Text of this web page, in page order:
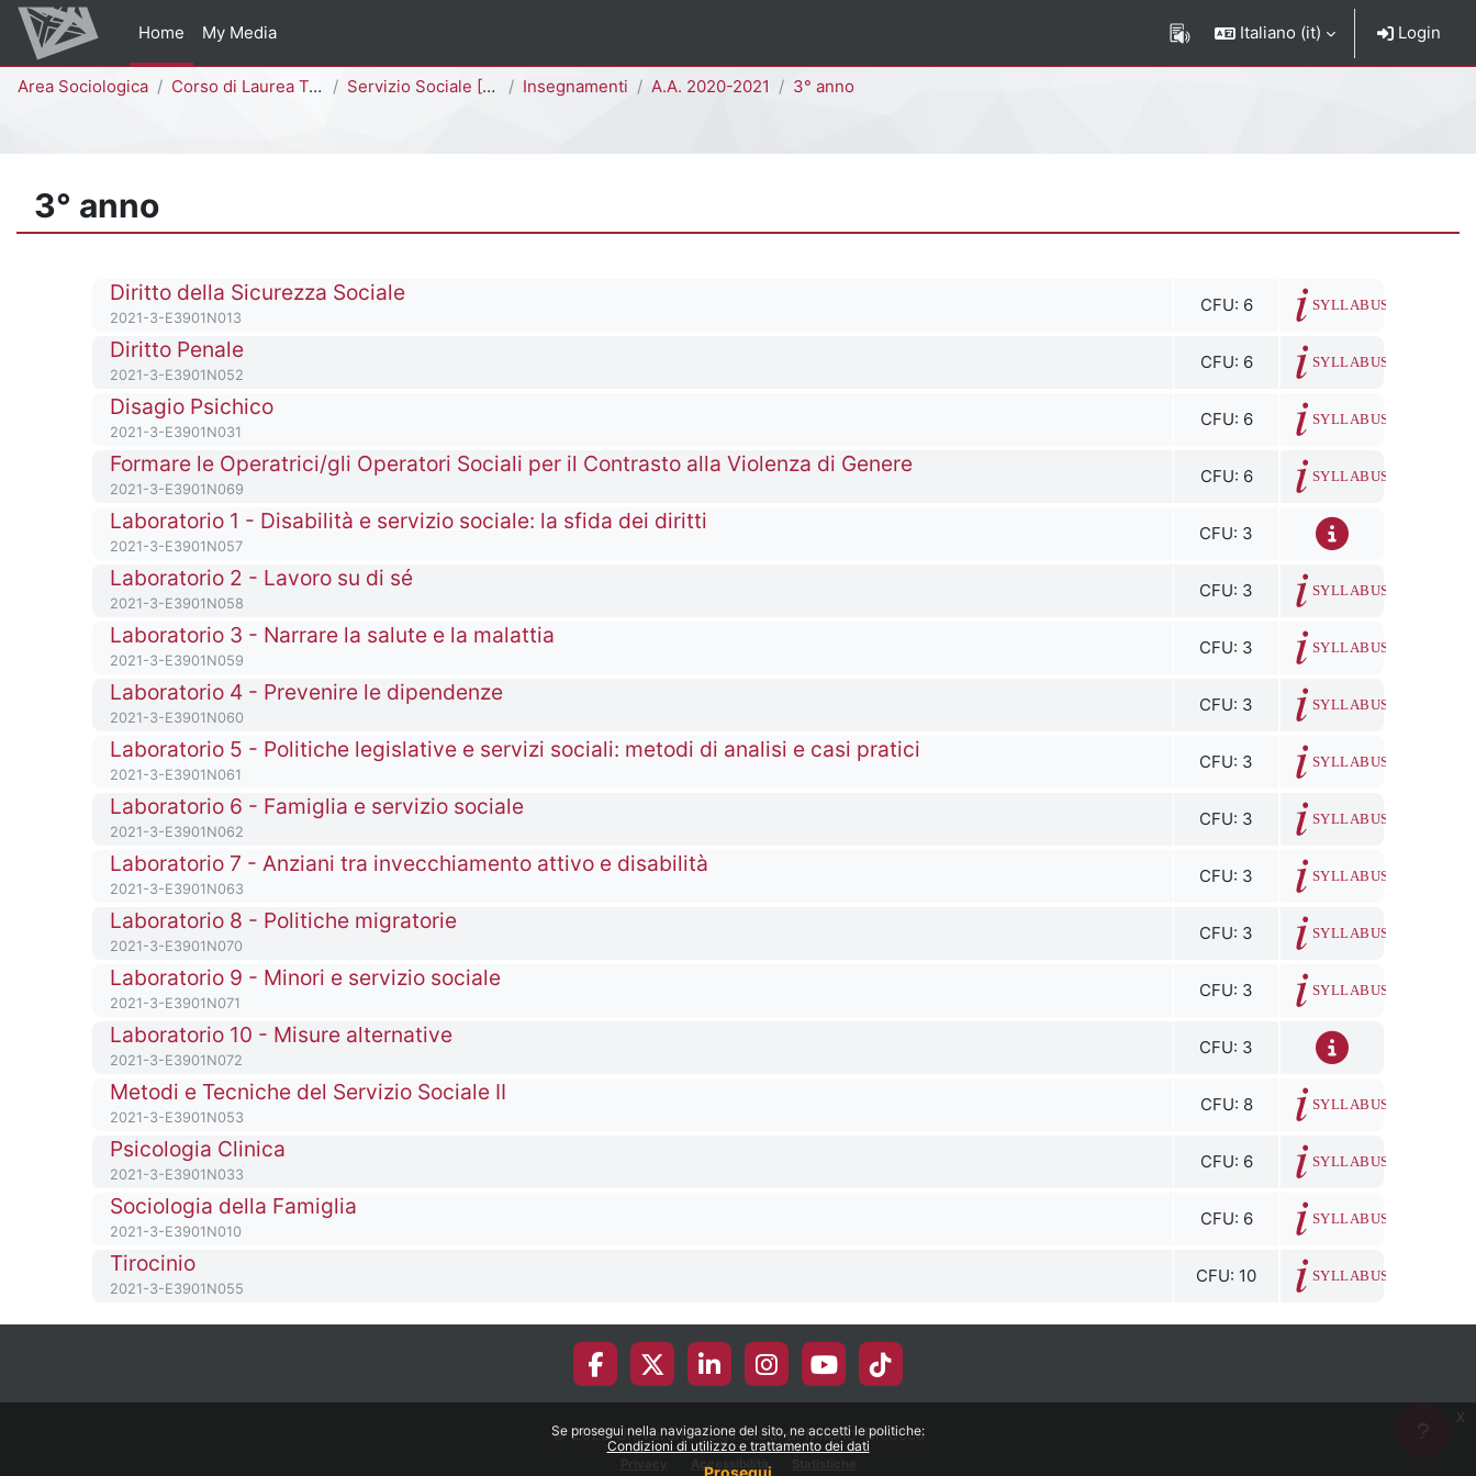
Vai al contenuto principale
Se prosegui nella navigazione del sito, ne accetti le politiche:
Condizioni di utilizzo e trattamento dei dati
Prosegui
x
Home My Media Italiano ‎(it)‎ Login
Percorso della pagina
Area Sociologica Corso di Laurea Triennale Servizio Sociale [E3902N - E3901N] Insegnamenti A.A. 2020-2021 3° anno
3° anno
Titolo del corso
Diritto della Sicurezza Sociale
Codice identificativo del corso
2021-3-E3901N013
CFU: 6 SYLLABUS
Titolo del corso
Diritto Penale
Codice identificativo del corso
2021-3-E3901N052
CFU: 6 SYLLABUS
Titolo del corso
Disagio Psichico
Codice identificativo del corso
2021-3-E3901N031
CFU: 6 SYLLABUS
Titolo del corso
Formare le Operatrici/gli Operatori Sociali per il Contrasto alla Violenza di Genere
Codice identificativo del corso
2021-3-E3901N069
CFU: 6 SYLLABUS
Titolo del corso
Laboratorio 1 - Disabilità e servizio sociale: la sfida dei diritti
Codice identificativo del corso
2021-3-E3901N057
CFU: 3
Titolo del corso
Laboratorio 2 - Lavoro su di sé
Codice identificativo del corso
2021-3-E3901N058
CFU: 3 SYLLABUS
Titolo del corso
Laboratorio 3 - Narrare la salute e la malattia
Codice identificativo del corso
2021-3-E3901N059
CFU: 3 SYLLABUS
Titolo del corso
Laboratorio 4 - Prevenire le dipendenze
Codice identificativo del corso
2021-3-E3901N060
CFU: 3 SYLLABUS
Titolo del corso
Laboratorio 5 - Politiche legislative e servizi sociali: metodi di analisi e casi pratici
Codice identificativo del corso
2021-3-E3901N061
CFU: 3 SYLLABUS
Titolo del corso
Laboratorio 6 - Famiglia e servizio sociale
Codice identificativo del corso
2021-3-E3901N062
CFU: 3 SYLLABUS
Titolo del corso
Laboratorio 7 - Anziani tra invecchiamento attivo e disabilità
Codice identificativo del corso
2021-3-E3901N063
CFU: 3 SYLLABUS
Titolo del corso
Laboratorio 8 - Politiche migratorie
Codice identificativo del corso
2021-3-E3901N070
CFU: 3 SYLLABUS
Titolo del corso
Laboratorio 9 - Minori e servizio sociale
Codice identificativo del corso
2021-3-E3901N071
CFU: 3 SYLLABUS
Titolo del corso
Laboratorio 10 - Misure alternative
Codice identificativo del corso
2021-3-E3901N072
CFU: 3
Titolo del corso
Metodi e Tecniche del Servizio Sociale II
Codice identificativo del corso
2021-3-E3901N053
CFU: 8 SYLLABUS
Titolo del corso
Psicologia Clinica
Codice identificativo del corso
2021-3-E3901N033
CFU: 6 SYLLABUS
Titolo del corso
Sociologia della Famiglia
Codice identificativo del corso
2021-3-E3901N010
CFU: 6 SYLLABUS
Titolo del corso
Tirocinio
Codice identificativo del corso
2021-3-E3901N055
CFU: 10 SYLLABUS
© 2026 Università degli Studi di Milano-Bicocca
Accessibilità